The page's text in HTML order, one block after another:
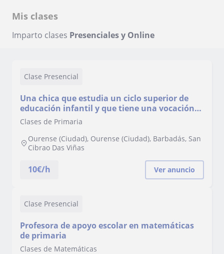
Mis clases
Imparto clases Presenciales y Online
Clase Presencial
Una chica que estudia un ciclo superior de
educación infantil y que tiene una vocación
increíble por ayudar a los niños.
Clases de Primaria
Ourense (Ciudad), Ourense (Ciudad), Barbadás, San
Cibrao Das Viñas
10€/h Ver anuncio
Clase Presencial
Profesora de apoyo escolar en matemáticas
de primaria
Clases de Matemáticas